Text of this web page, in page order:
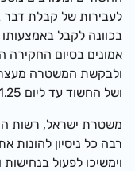
לעבירות של קבלת דבר
בכוונה לקבל
אמונים בסיום החקירה
ושל החשוד עד ליום 9.11.25.
משטרת ישראל, רשות
רבה כל ניסיון להונות
וימשיכו לפעול